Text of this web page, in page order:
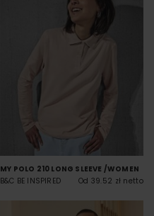
MY POLO 210 LONG SLEEVE /WOMEN
B&C BE INSPIRED
Od 39.52 zł netto